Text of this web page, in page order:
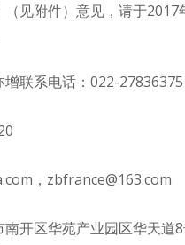
见附件）意见，请于
联系电话：022-27836375
，zbfrance@163.com
开区华苑产业园区华天